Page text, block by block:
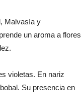
Malvasía y
un aroma a flores
violetas. En nariz
Su presencia en